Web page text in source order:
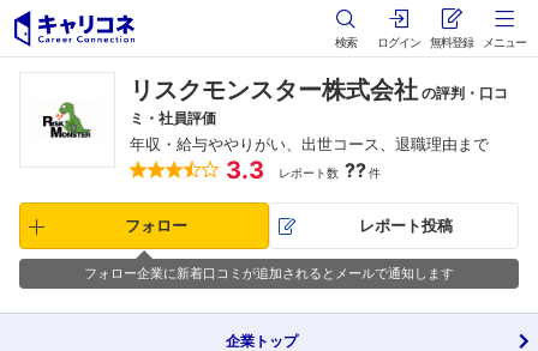
検索 ログイン 無料登録 メニュー
リスクモンスター株式会社 の評判・口コ
ミ・社員評価
年収・給与ややりがい、出世コース、退職理由まで
3.3 レポート数 ??件
フォロー レポート投稿
フォロー企業に新着口コミが追加されるとメールで通知します
企業 トップ